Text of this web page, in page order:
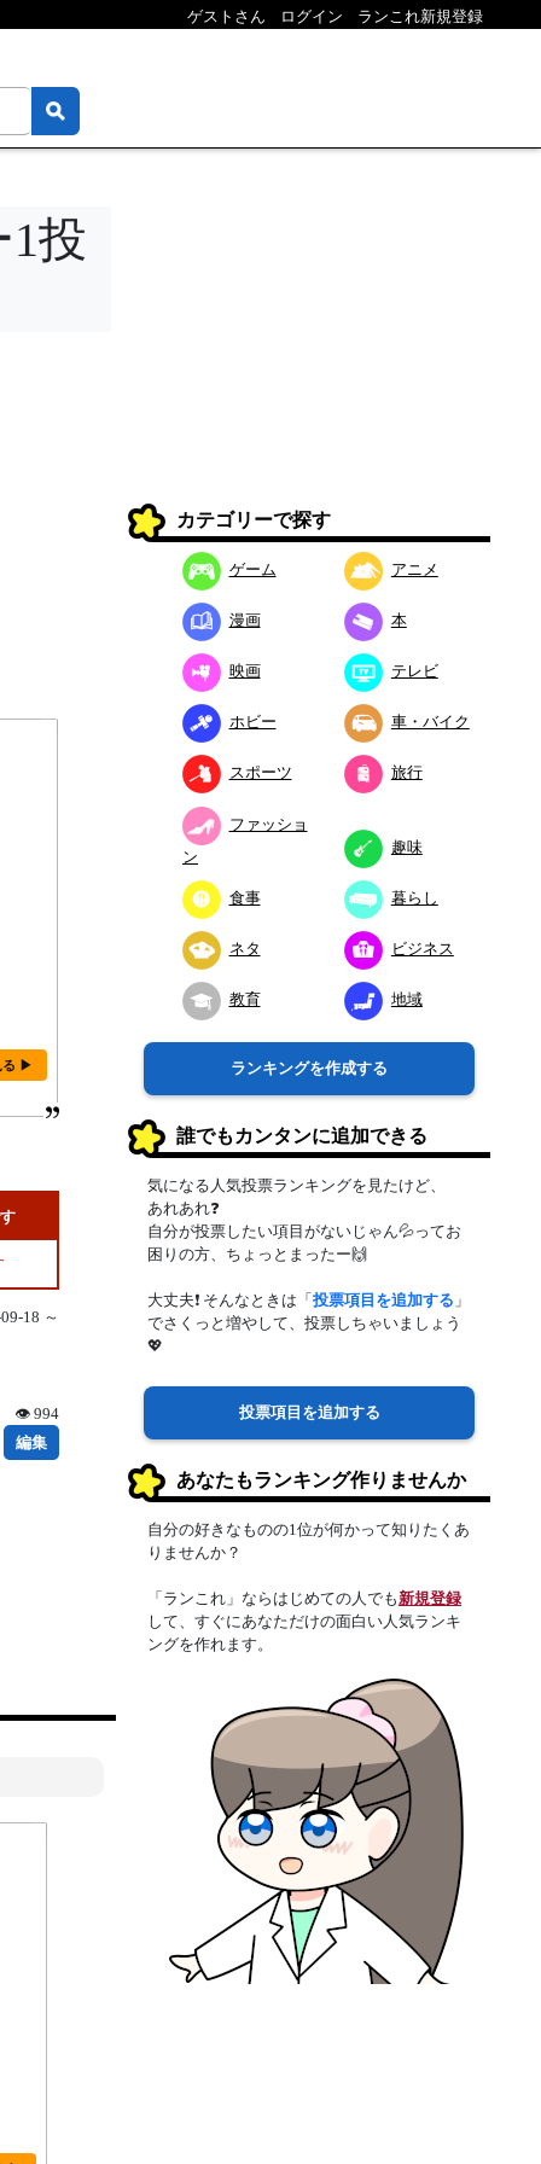
ゲストさん ログイン ランこれ新規登録
投
る ▶
18 ～
👁 994
編集
カテゴリーで探す
ゲーム アニメ
漫画 本
映画 テレビ
ホビー 車・バイク
スポーツ 旅行
ファッショ
ン
趣味
食事 暮らし
ネタ ビジネス
教育 地域
ランキングを作成する
誰でもカンタンに追加できる
気になる人気投票ランキングを見たけど、
あれあれ❓
自分が投票したい項目がないじゃん💦ってお
困りの方、ちょっとまったー🙌
大丈夫❗ そんなときは「投票項目を追加する 」
でさくっと増やして、投票しちゃいましょう
💖
投票項目を追加する
あなたもランキング作りませんか
自分の好きなものの1位が何かって知りたくあ
りませんか？
「ランこれ」ならはじめての人でも新規登録
して、すぐにあなただけの面白い人気ランキ
ングを作れます。